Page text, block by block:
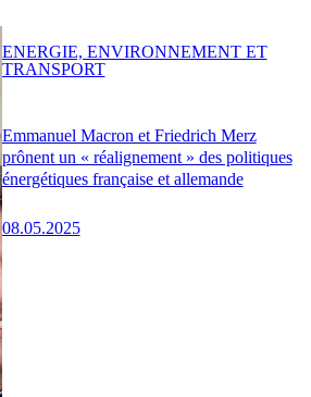
Emmanuel Macron et Friedrich Merz
prônent un « réalignement » des politiques
énergétiques française et allemande
08.05.2025
ENERGIE, ENVIRONNEMENT ET
TRANSPORT